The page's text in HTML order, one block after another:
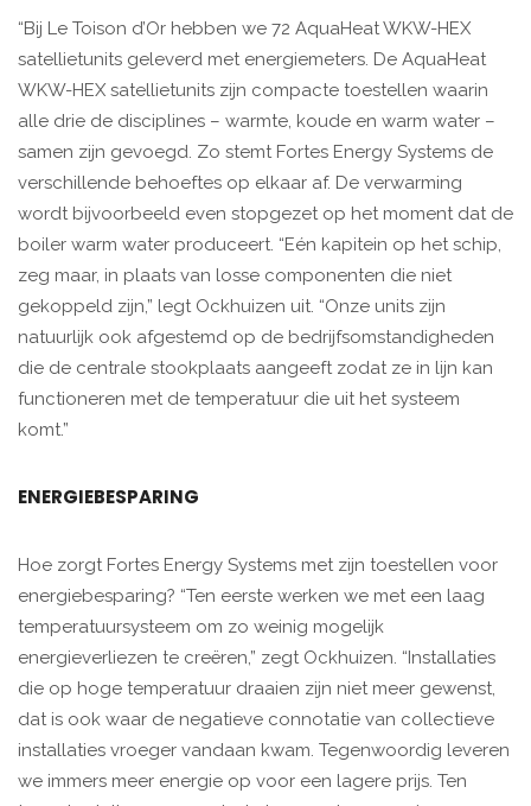
“Bij Le Toison d’Or hebben we 72 AquaHeat WKW-HEX
satellietunits geleverd met energiemeters. De AquaHeat
WKW-HEX satellietunits zijn compacte toestellen waarin
alle drie de disciplines – warmte, koude en warm water –
samen zijn gevoegd. Zo stemt Fortes Energy Systems de
verschillende behoeftes op elkaar af. De verwarming
wordt bijvoorbeeld even stopgezet op het moment dat de
boiler warm water produceert. “Eén kapitein op het schip,
zeg maar, in plaats van losse componenten die niet
gekoppeld zijn,” legt Ockhuizen uit. “Onze units zijn
natuurlijk ook afgestemd op de bedrijfsomstandigheden
die de centrale stookplaats aangeeft zodat ze in lijn kan
functioneren met de temperatuur die uit het systeem
komt.”
ENERGIEBESPARING
Hoe zorgt Fortes Energy Systems met zijn toestellen voor
energiebesparing? “Ten eerste werken we met een laag
temperatuursysteem om zo weinig mogelijk
energieverliezen te creëren,” zegt Ockhuizen. “Installaties
die op hoge temperatuur draaien zijn niet meer gewenst,
dat is ook waar de negatieve connotatie van collectieve
installaties vroeger vandaan kwam. Tegenwoordig leveren
we immers meer energie op voor een lagere prijs. Ten